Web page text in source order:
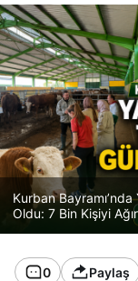
Kurban
Oldu: 7 Bin Kişiyi
0 Paylaş